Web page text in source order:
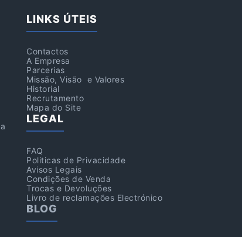
LINKS ÚTEIS
Contactos
A Empresa
Parcerias
Missão, Visão e Valores
Historial
Recrutamento
Mapa do Site
LEGAL
FAQ
Politicas de Privacidade
Avisos Legais
Condições de Venda
Trocas e Devoluções
Livro de reclamações Electrónico
BLOG